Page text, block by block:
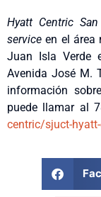
Hyatt Centric
service en el área
Juan Isla Verde
Avenida José M.
información
puede llamar al
centric/sjuct-